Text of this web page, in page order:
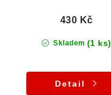
Skladem (1 ks)
430 Kč
Detail